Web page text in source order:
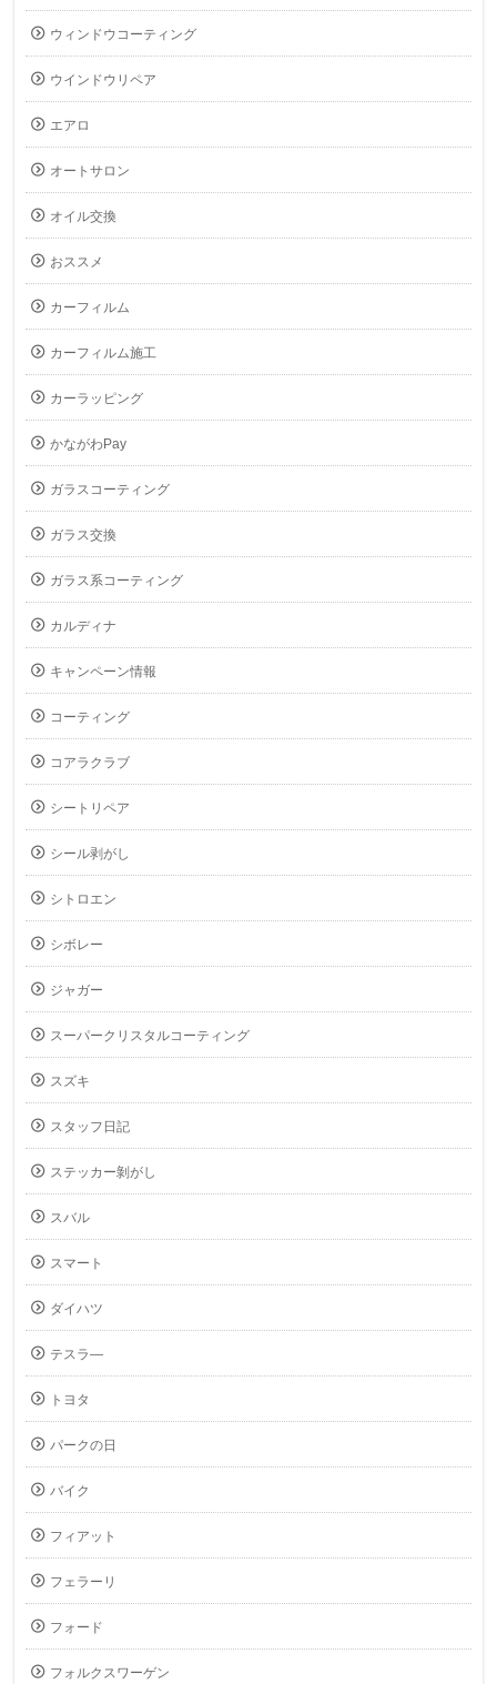
ウィンドウコーティング
ウインドウリペア
エアロ
オートサロン
オイル交換
おススメ
カーフィルム
カーフィルム施工
カーラッピング
かながわPay
ガラスコーティング
ガラス交換
ガラス系コーティング
カルディナ
キャンペーン情報
コーティング
コアラクラブ
シートリペア
シール剥がし
シトロエン
シボレー
ジャガー
スーパークリスタルコーティング
スズキ
スタッフ日記
ステッカー剝がし
スバル
スマート
ダイハツ
テスラ―
トヨタ
パークの日
バイク
フィアット
フェラーリ
フォード
フォルクスワーゲン